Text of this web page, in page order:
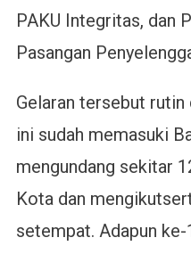
PAKU Integritas, dan
Pasangan
Gelaran tersebut
ini sudah memasuki
mengundang sekitar
Kota dan
setempat. Adapun